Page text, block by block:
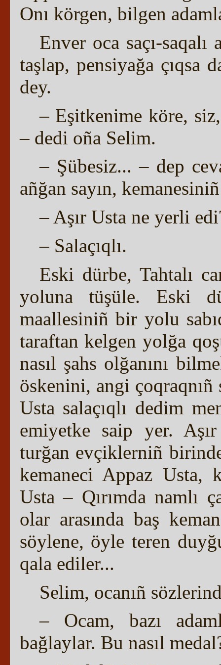
Onı körgen, bilgen
Enver oca saçı-
taşlap, pensiyağa çıqsa
dey.
– Eşitkenime köre, siz,
– dedi oña Selim.
– Şübesiz... – dep
añğan sayın,
– Aşır Usta ne yerli
– Salaçıqlı.
Eski dürbe, Tahtalı
yoluna tüşüle. Eski
maallesiniñ bir yolu
taraftan kelgen yolğa
nasıl şahs olğanını
öskenini, angi
Usta salaçıqlı dedim
emiyetke saip yer. Aşır
turğan evçiklerniñ
kemaneci Appaz Usta,
Usta – Qırımda namlı
olar arasında baş
söylene, öyle teren
qala ediler...
Selim, ocanıñ
– Ocam, bazı
bağlaylar. Bu nasıl